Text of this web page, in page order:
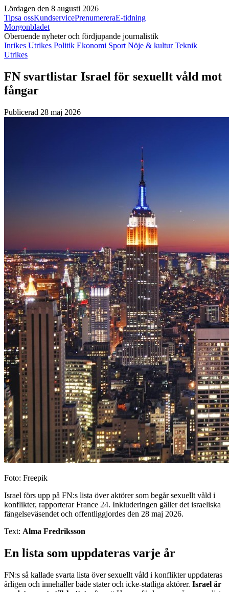
Lördagen den 8 augusti 2026
Tipsa ossKundservicePrenumereraE-tidning
Morgonbladet
Oberoende nyheter och fördjupande journalistik
Inrikes Utrikes Politik Ekonomi Sport Nöje & kulturTeknik
Utrikes
FN svartlistar Israel för sexuellt våld mot
fångar
Publicerad 28 maj 2026
Foto: Freepik
Israel förs upp på FN:s lista över aktörer som begår sexuellt våld i
konflikter, rapporterar France 24. Inkluderingen gäller det israeliska
fängelseväsendet och offentliggjordes den 28 maj 2026.
Text: Alma Fredriksson
En lista som uppdateras varje år
FN:s så kallade svarta lista över sexuellt våld i konflikter uppdateras
årligen och innehåller både stater och icke-statliga aktörer. Israel är